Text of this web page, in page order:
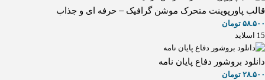
قالب پاورپوینت متحرک موشن گرافیک – حرفه ای و جذاب
۵۸.۵۰۰ تومان
15 اسلاید
دانلود بروشور دفاع پایان نامه
۲۸.۵۰۰ تومان